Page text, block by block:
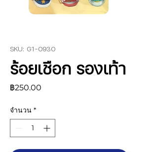
SKU: G1-0930
ร้อยเชือก รองเท้า
฿250.00
จำนวน *